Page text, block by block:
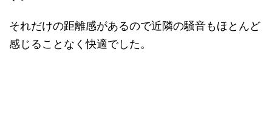
それだけの距離感があるので近隣の騒音もほとんど
感じることなく快適でした。